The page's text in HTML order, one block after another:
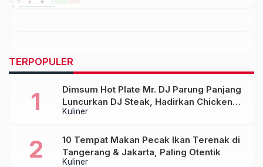
TERPOPULER
Kuliner
Dimsum Hot Plate Mr. DJ Parung Panjang
Luncurkan DJ Steak, Hadirkan Chicken
Steak Orisinal di Atas Hot Plate
Kuliner
10 Tempat Makan Pecak Ikan Terenak di
Tangerang & Jakarta, Paling Otentik